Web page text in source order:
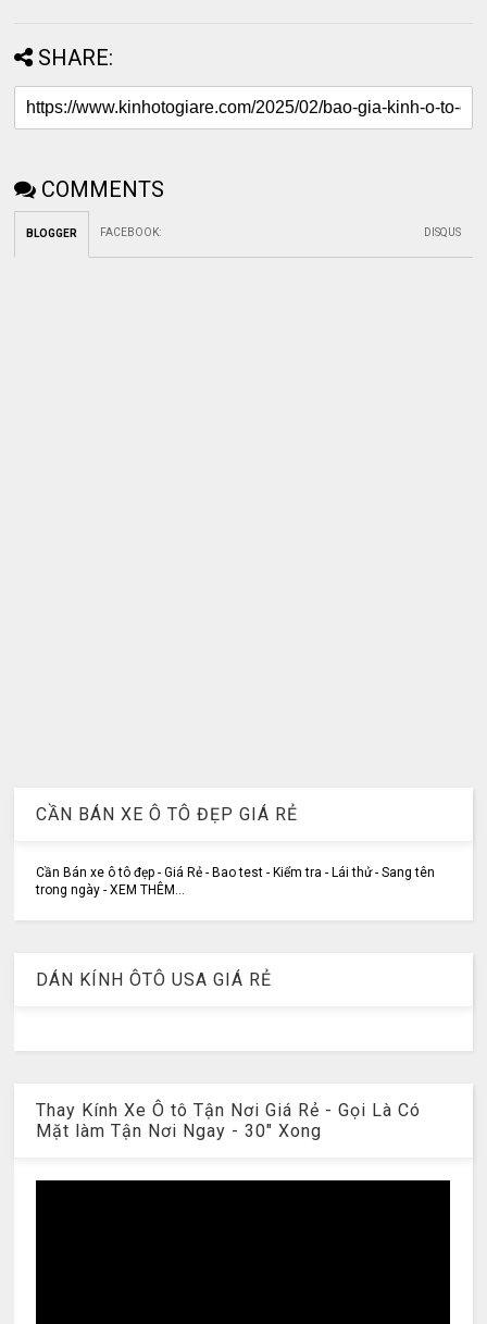
SHARE:
COMMENTS
BLOGGER FACEBOOK: DISQUS
CẦN BÁN XE Ô TÔ ĐẸP GIÁ RẺ
Cần Bán xe ô tô đẹp - Giá Rẻ - Bao test - Kiểm tra - Lái thử - Sang tên
trong ngày - XEM THÊM...
DÁN KÍNH ÔTÔ USA GIÁ RẺ
Thay Kính Xe Ô tô Tận Nơi Giá Rẻ - Gọi Là Có
Mặt làm Tận Nơi Ngay - 30" Xong